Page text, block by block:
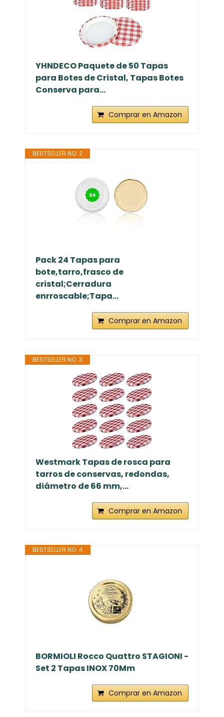
YHNDECO Paquete de 50 Tapas
para Botes de Cristal, Tapas Botes
Conserva para...
Comprar en Amazon
BESTSELLER NO. 2
Pack 24 Tapas para
bote,tarro,frasco de
cristal;Cerradura
enrroscable;Tapa...
Comprar en Amazon
BESTSELLER NO. 3
Westmark Tapas de rosca para
tarros de conservas, redondas,
diámetro de 66 mm,...
Comprar en Amazon
BESTSELLER NO. 4
BORMIOLI Rocco Quattro STAGIONI -
Set 2 Tapas INOX 70Mm
Comprar en Amazon